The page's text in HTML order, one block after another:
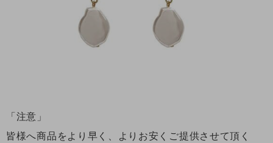
「注意」
皆様へ商品をより早く、よりお安くご提供させて頂く